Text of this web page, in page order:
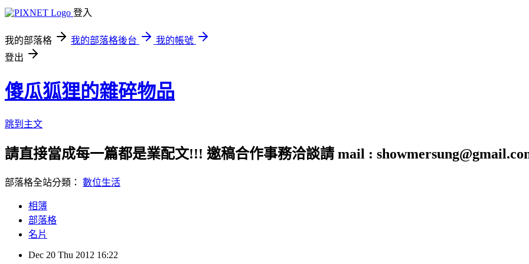
登入
我的部落格 我的部落格後台
我的帳號
登出
傻瓜狐狸的雜碎物品
跳到主文
請直接當成每一篇都是業配文!!! 邀稿合作事務洽談請 mail :
部落格全站分類： 數位生活
相簿
部落格
名片
Dec 20 Thu 2012 16:22